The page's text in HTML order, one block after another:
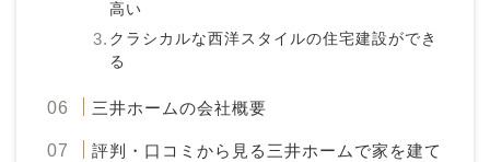
高い
クラシカルな西洋スタイルの住宅建設ができ
る
三井ホームの会社概要
評判・口コミから見る三井ホームで家を建て